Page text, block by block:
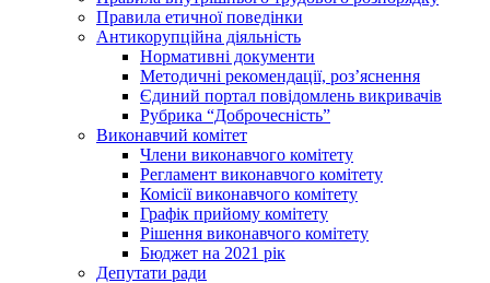
Правила етичної поведінки
Антикорупційна діяльність
Нормативні документи
Методичні рекомендації, роз’яснення
Єдиний портал повідомлень викривачів
Рубрика “Доброчесність”
Виконавчий комітет
Члени виконавчого комітету
Регламент виконавчого комітету
Комісії виконавчого комітету
Графік прийому комітету
Рішення виконавчого комітету
Бюджет на 2021 рік
Депутати ради